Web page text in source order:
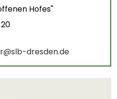
Hofes"
dresden.de